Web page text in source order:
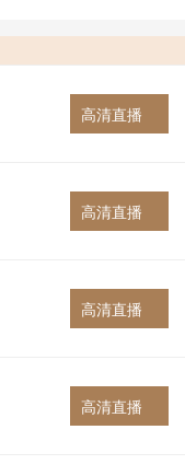
高清直播
高清直播
高清直播
高清直播